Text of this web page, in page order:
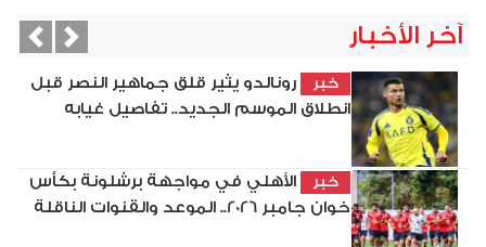
آخر الأخبار
خبر
رونالدو يثير قلق جماهير النصر قبل
انطلاق الموسم الجديد.. تفاصيل غيابه
خبر
الأهلي في مواجهة برشلونة بكأس
خوان جامبر 2026.. الموعد والقنوات الناقلة
Next